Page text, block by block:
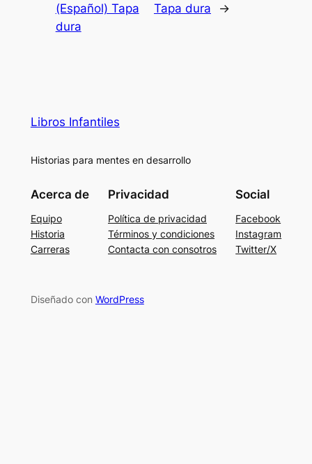
(Español) Tapa
dura
Tapa dura
→
Libros Infantiles
Historias para mentes en desarrollo
Acerca de
Equipo
Historia
Carreras
Privacidad
Política de privacidad
Términos y condiciones
Contacta con consotros
Social
Facebook
Instagram
Twitter/X
Diseñado con WordPress